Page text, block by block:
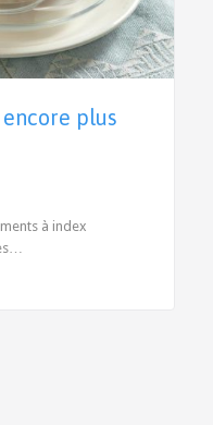
plus
à index